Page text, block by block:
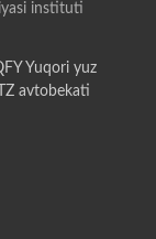
instituti
Yuqori yuz
avtobekati